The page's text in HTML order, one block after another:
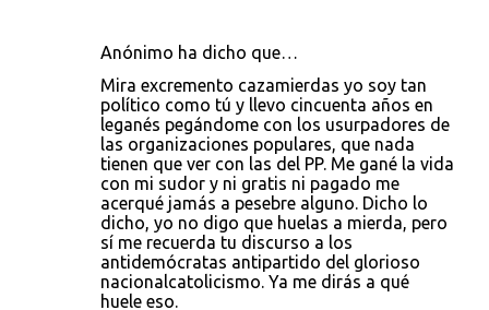
Anónimo ha dicho que…
Mira excremento cazamierdas yo soy tan
político como tú y llevo cincuenta años en
leganés pegándome con los usurpadores de
las organizaciones populares, que nada
tienen que ver con las del PP. Me gané la vida
con mi sudor y ni gratis ni pagado me
acerqué jamás a pesebre alguno. Dicho lo
dicho, yo no digo que huelas a mierda, pero
sí me recuerda tu discurso a los
antidemócratas antipartido del glorioso
nacionalcatolicismo. Ya me dirás a qué
huele eso.